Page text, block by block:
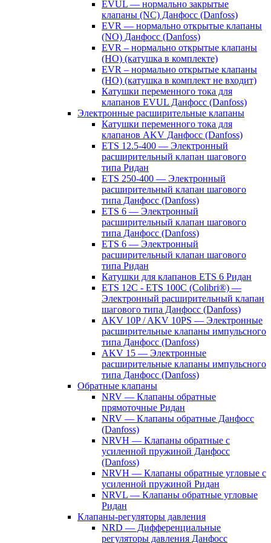
EVUL — нормально закрытые
клапаны (NC) Данфосс (Danfoss)
EVR — нормально открытые клапаны
(NO) Данфосс (Danfoss)
EVR – нормально открытые клапаны
(НО) (катушка в комплекте)
EVR – нормально открытые клапаны
(НО) (катушка в комплект не входит)
Катушки переменного тока для
клапанов EVUL Данфосс (Danfoss)
Электронные расширительные клапаны
Катушки переменного тока для
клапанов AKV Данфосс (Danfoss)
ETS 12.5-400 — Электронный
расширительный клапан шагового
типа Ридан
ETS 250-400 — Электронный
расширительный клапан шагового
типа Данфосс (Danfoss)
ETS 6 — Электронный
расширительный клапан шагового
типа Данфосс (Danfoss)
ETS 6 — Электронный
расширительный клапан шагового
типа Ридан
Катушки для клапанов ETS 6 Ридан
ETS 12C - ETS 100C (Colibri®) —
Электронный расширительный клапан
шагового типа Данфосс (Danfoss)
AKV 10P / AKV 10PS — Электронные
расширительные клапаны импульсного
типа Данфосс (Danfoss)
AKV 15 — Электронные
расширительные клапаны импульсного
типа Данфосс (Danfoss)
Обратные клапаны
NRV — Клапаны обратные
прямоточные Ридан
NRV — Клапаны обратные Данфосс
(Danfoss)
NRVH — Клапаны обратные с
усиленной пружиной Данфосс
(Danfoss)
NRVH — Клапаны обратные угловые с
усиленной пружиной Ридан
NRVL — Клапаны обратные угловые
Ридан
Клапаны-регуляторы давления
NRD — Дифференциальные
регуляторы давления Данфосс